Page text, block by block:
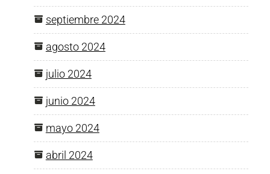
septiembre 2024
agosto 2024
julio 2024
junio 2024
mayo 2024
abril 2024